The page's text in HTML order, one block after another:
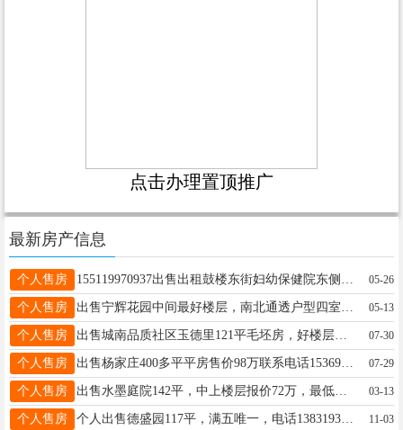
点击办理置顶推广
最新房产信息
个人售房 05-26
个人售房 05-13
个人售房 出售城南品质社区玉德里121平毛坯房，好楼层带小房、车位总价89万，即买即装修13223267909微信同号 07-30
个人售房 出售杨家庄400多平平房售价98万联系电话15369963401 07-29
个人售房 出售水墨庭院142平，中上楼层报价72万，最低税费首付12万即可15694858116同微 03-13
个人售房 个人出售德盛园117平，满五唯一，电话13831934669 11-03